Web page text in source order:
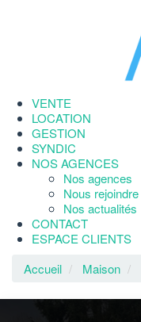
VENTE
LOCATION
GESTION
SYNDIC
NOS AGENCES
Nos agences
Nous rejoindre
Nos actualités
CONTACT
ESPACE CLIENTS
Accueil
Maison